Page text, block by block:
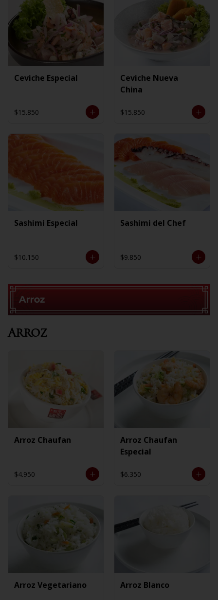
Ceviche Especial
$15.850
Ceviche Nueva
China
$15.850
Sashimi Especial
$10.150
Sashimi del Chef
$9.850
Arroz
Arroz Chaufan
$4.950
Arroz Chaufan
Especial
$6.350
Arroz Vegetariano Arroz Blanco